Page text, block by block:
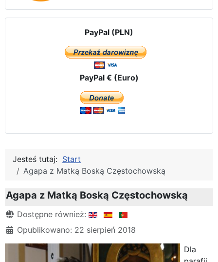
PayPal (PLN)
PayPal € (Euro)
Jesteś tutaj: Start
Agapa z Matką Boską Częstochowską
Agapa z Matką Boską Częstochowską
Szczegóły
Dostępne również:
Opublikowano: 22 sierpień 2018
Dla